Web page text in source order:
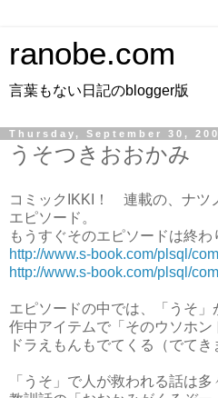
ranobe.com
言葉もない日記のblogger版
Thursday, September 30,
うそつきおおかみ
コミックIKKI！ 連載の、ナ
エピソード。
もうすぐそのエピソードは終わ
http://www.s-book.com/plsql/
http://www.s-book.com/plsql/
エピソードの中では、「うそ」
作中アイテムで「そのウソホン
ドラえもんもでてくる（でてき
「うそ」で人が救われる話は